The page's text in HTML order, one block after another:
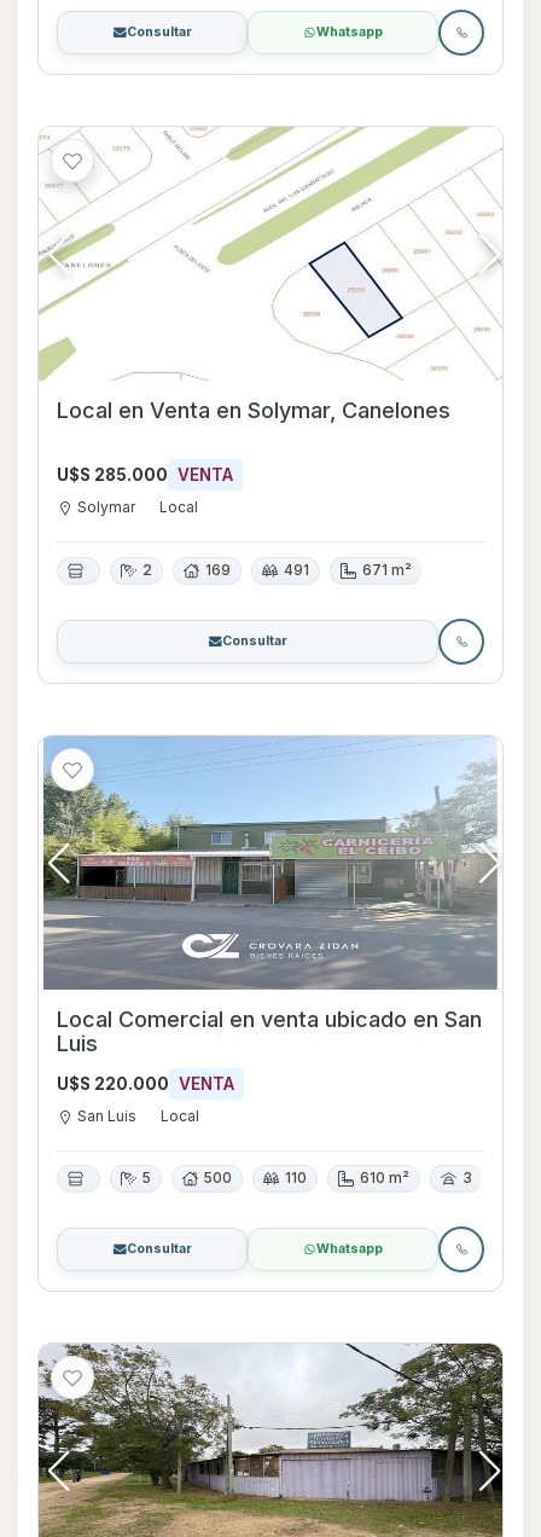
Consultar Whatsapp
Local en Venta en Solymar, Canelones
U$S 285.000 VENTA
Solymar Local
2 169 491 671 m²
Consultar
Local Comercial en venta ubicado en San
Luis
U$S 220.000 VENTA
San Luis Local
5 500 110 610 m² 3
Consultar Whatsapp